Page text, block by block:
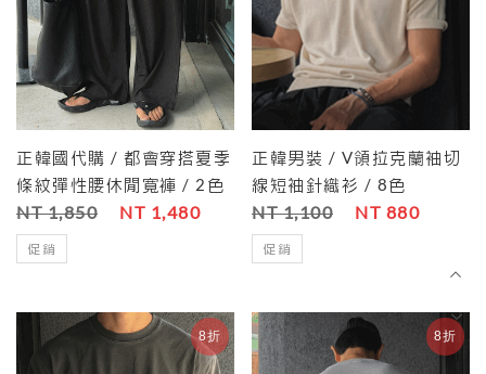
正韓國代購 / 都會穿搭夏季
條紋彈性腰休閒寬褲 / 2色
NT 1,850 NT 1,480
促銷
正韓男裝 / V領拉克蘭袖切
線短袖針織衫 / 8色
NT 1,100 NT 880
促銷
8折 8折